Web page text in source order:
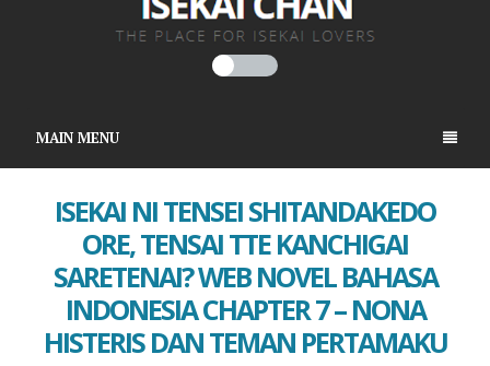
MAIN MENU
ISEKAI NI TENSEI SHITANDAKEDO
ORE, TENSAI TTE KANCHIGAI
SARETENAI? WEB NOVEL BAHASA
INDONESIA CHAPTER 7 – NONA
HISTERIS DAN TEMAN PERTAMAKU